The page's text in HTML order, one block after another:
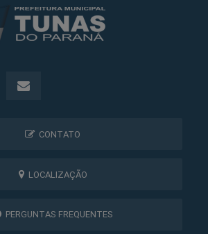
CONTATO
LOCALIZAÇÃO
PERGUNTAS FREQUENTES